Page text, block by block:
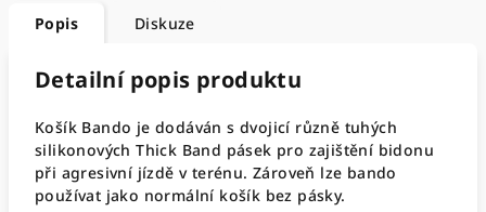
Popis Diskuze
Detailní popis produktu
Košík Bando je dodáván s dvojicí různě tuhých
silikonových Thick Band pásek pro zajištění bidonu
při agresivní jízdě v terénu. Zároveň lze bando
používat jako normální košík bez pásky.